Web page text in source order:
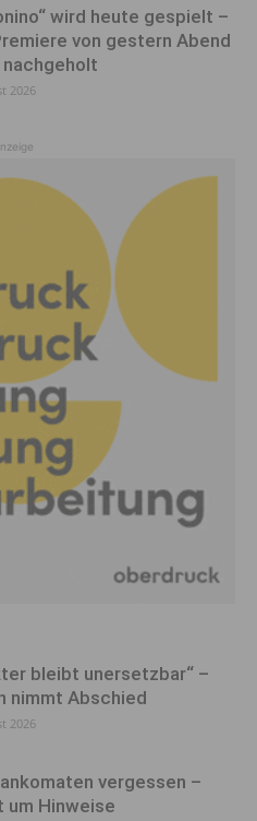
wird heute gespielt –
von gestern Abend
2026
bleibt unersetzbar“ –
nimmt Abschied
2026
vergessen –
Hinweise